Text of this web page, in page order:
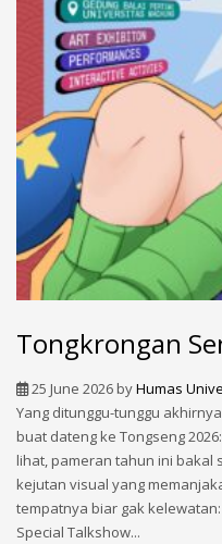
Tongkrongan
25 June 2026byHumas
Yang ditunggu-tunggu
buat dateng ke Tongseng
lihat, pameran tahun ini bakal
kejutan visual yang
tempatnya biar gak
Special Talkshow...